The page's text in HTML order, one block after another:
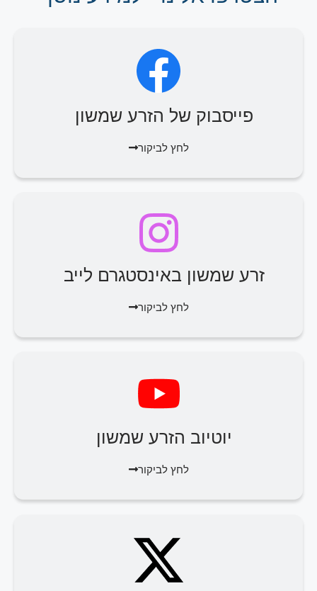
פייסבוק של הזרע שמשון
לחץ לביקור
זרע שמשון באינסטגרם לייב
לחץ לביקור
יוטיוב הזרע שמשון
לחץ לביקור